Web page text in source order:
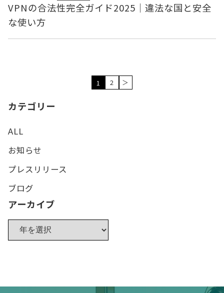
VPNの合法性完全ガイド2025｜違法な国と安全
な使い方
1 2 ＞
カテゴリー
ALL
お知らせ
プレスリリース
ブログ
アーカイブ